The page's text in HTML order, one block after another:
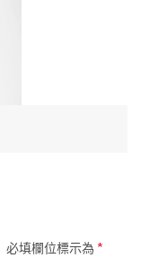
必填欄位標示為 *